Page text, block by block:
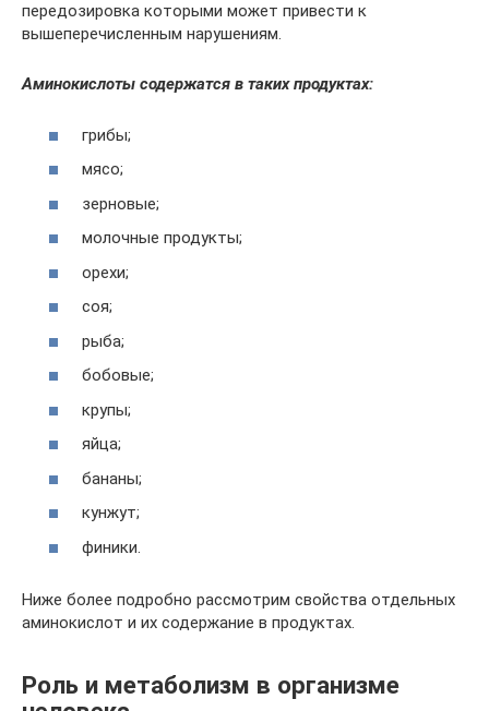
передозировка которыми может привести к
вышеперечисленным нарушениям.
Аминокислоты содержатся в таких продуктах:
грибы;
мясо;
зерновые;
молочные продукты;
орехи;
соя;
рыба;
бобовые;
крупы;
яйца;
бананы;
кунжут;
финики.
Ниже более подробно рассмотрим свойства отдельных
аминокислот и их содержание в продуктах.
Роль и метаболизм в организме